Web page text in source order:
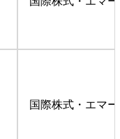
国際株式・エマ